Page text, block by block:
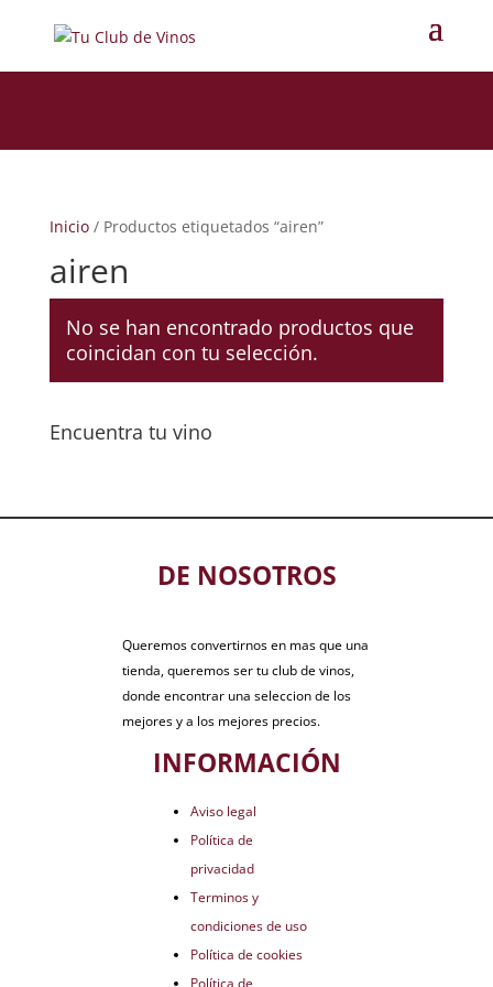
Inicio/ Productos etiquetados “airen”
airen
No se han encontrado productos que
coincidan con tu selección.
Encuentra tu vino
DE NOSOTROS
Queremos convertirnos en mas que una
tienda, queremos ser tu club de vinos,
donde encontrar una seleccion de los
mejores y a los mejores precios.
INFORMACIÓN
Aviso legal
Política de
privacidad
Terminos y
condiciones de uso
Política de cookies
Política de